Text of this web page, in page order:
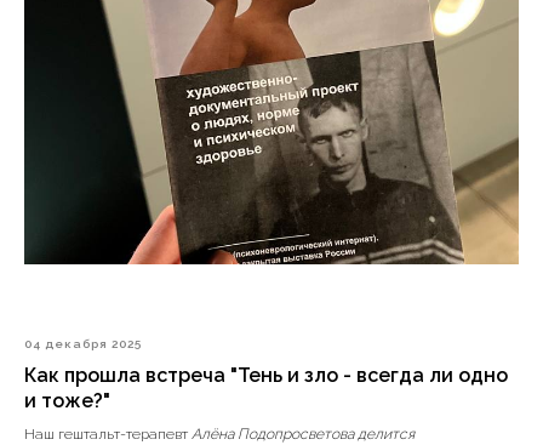
04 декабря 2025
Как прошла встреча "Тень и зло - всегда ли одно
и тоже?"
Наш гештальт-терапевт Алёна Подопросветова делится